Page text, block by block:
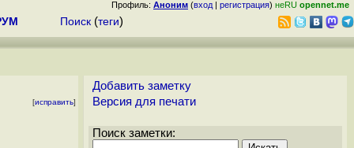
Профиль: Аноним (вход | регистрация) неRU opennet.me
Поиск (теги)
[исправить]
Добавить заметку
Версия для печати
Поиск заметки: